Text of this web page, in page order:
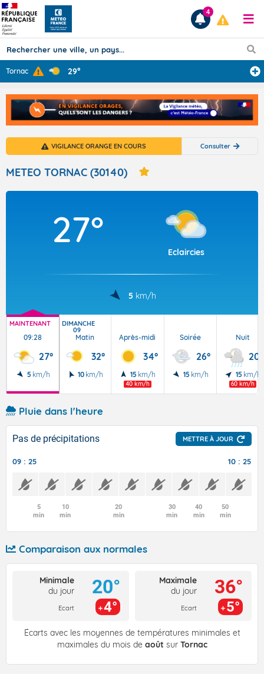
Prévisions
TOUS LES RÉSULTATS
Articles
4
Tornac 29°
VIGILANCE ORANGE EN COURS Consulter
METEO TORNAC (30140)
27°
Eclaircies
5 km/h
MAINTENANT
09:28
27°
5 km/h
DIMANCHE
09
Matin
32°
10 km/h
Après-midi
34°
15 km/h
40 km/h
Soirée
26°
15 km/h
Nuit
20°
15 km/h
60 km/h
Pluie dans l'heure
Pas de précipitations METTRE À JOUR
09 : 25 10 : 25
5
min
10
min
20
min
30
min
40
min
50
min
Comparaison aux normales
Minimale
du jour
Ecart
20°
4°
Maximale
du jour
Ecart
36°
5°
Écarts avec les moyennes de températures minimales et
maximales du mois de août sur Tornac